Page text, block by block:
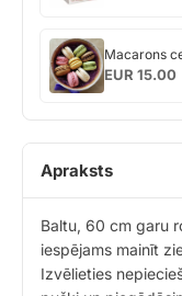
Macarons
cepumi
kārbiņā
Macarons
EUR 15.00
Apraksts
Baltu, 60 cm garu
iespējams mainīt
Izvēlieties